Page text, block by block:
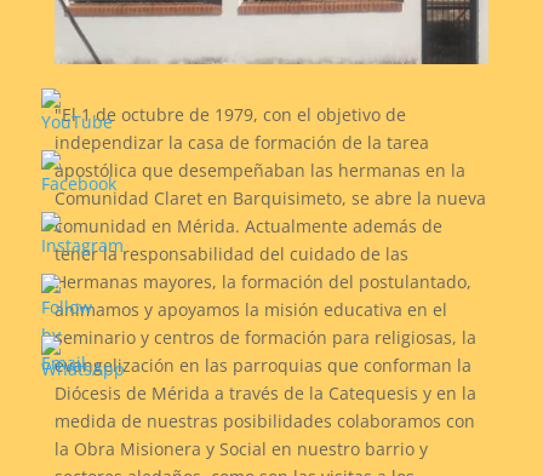
"El 1 de octubre de 1979, con el objetivo de
independizar la casa de formación de la tarea
apostólica que desempeñaban las hermanas en la
Comunidad Claret en Barquisimeto, se abre la nueva
comunidad en Mérida. Actualmente además de
tener la responsabilidad del cuidado de las
Hermanas mayores, la formación del postulantado,
animamos y apoyamos la misión educativa en el
seminario y centros de formación para religiosas, la
evangelización en las parroquias que conforman la
Diócesis de Mérida a través de la Catequesis y en la
medida de nuestras posibilidades colaboramos con
la Obra Misionera y Social en nuestro barrio y